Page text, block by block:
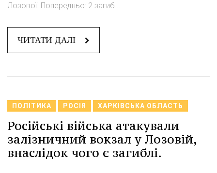
Лозової. Попередньо: 2 загиб...
ЧИТАТИ ДАЛІ
ПОЛІТИКА РОСІЯ ХАРКІВСЬКА ОБЛАСТЬ
Російські війська атакували
залізничний вокзал у Лозовій,
внаслідок чого є загиблі.